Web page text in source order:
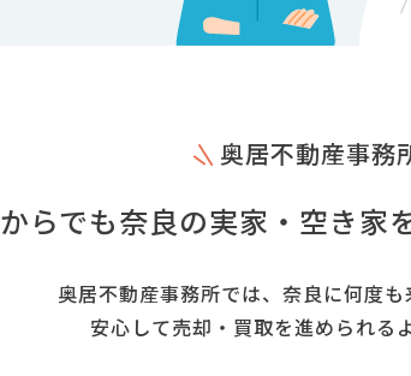
奥居不動産事務
からでも奈良の実家・ 空き家
奥居不動産事務所では、奈良に何度
安心して売却・買取を進められる